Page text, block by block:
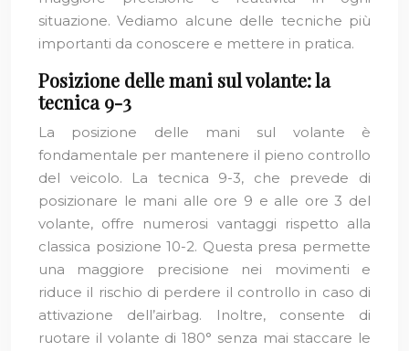
situazione. Vediamo alcune delle tecniche più
importanti da conoscere e mettere in pratica.
Posizione delle mani sul volante: la
tecnica 9-3
La posizione delle mani sul volante è
fondamentale per mantenere il pieno controllo
del veicolo. La tecnica 9-3, che prevede di
posizionare le mani alle ore 9 e alle ore 3 del
volante, offre numerosi vantaggi rispetto alla
classica posizione 10-2. Questa presa permette
una maggiore precisione nei movimenti e
riduce il rischio di perdere il controllo in caso di
attivazione dell’airbag. Inoltre, consente di
ruotare il volante di 180° senza mai staccare le